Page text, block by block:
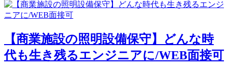
【商業施設の照明設備保守】どんな時
代も生き残るエンジニアに/WEB面接可